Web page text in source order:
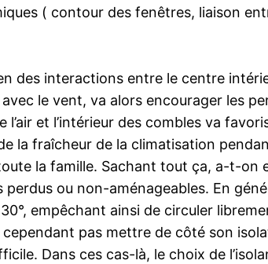
( contour des fenêtres, liaison
des interactions entre le centre
le vent, va alors encourager les
et l’intérieur des combles va
la fraîcheur de la climatisation
la famille. Sachant tout ça, a-t-on
ou non-aménageables. En
empêchant ainsi de circuler
pas mettre de côté son
Dans ces cas-là, le choix de